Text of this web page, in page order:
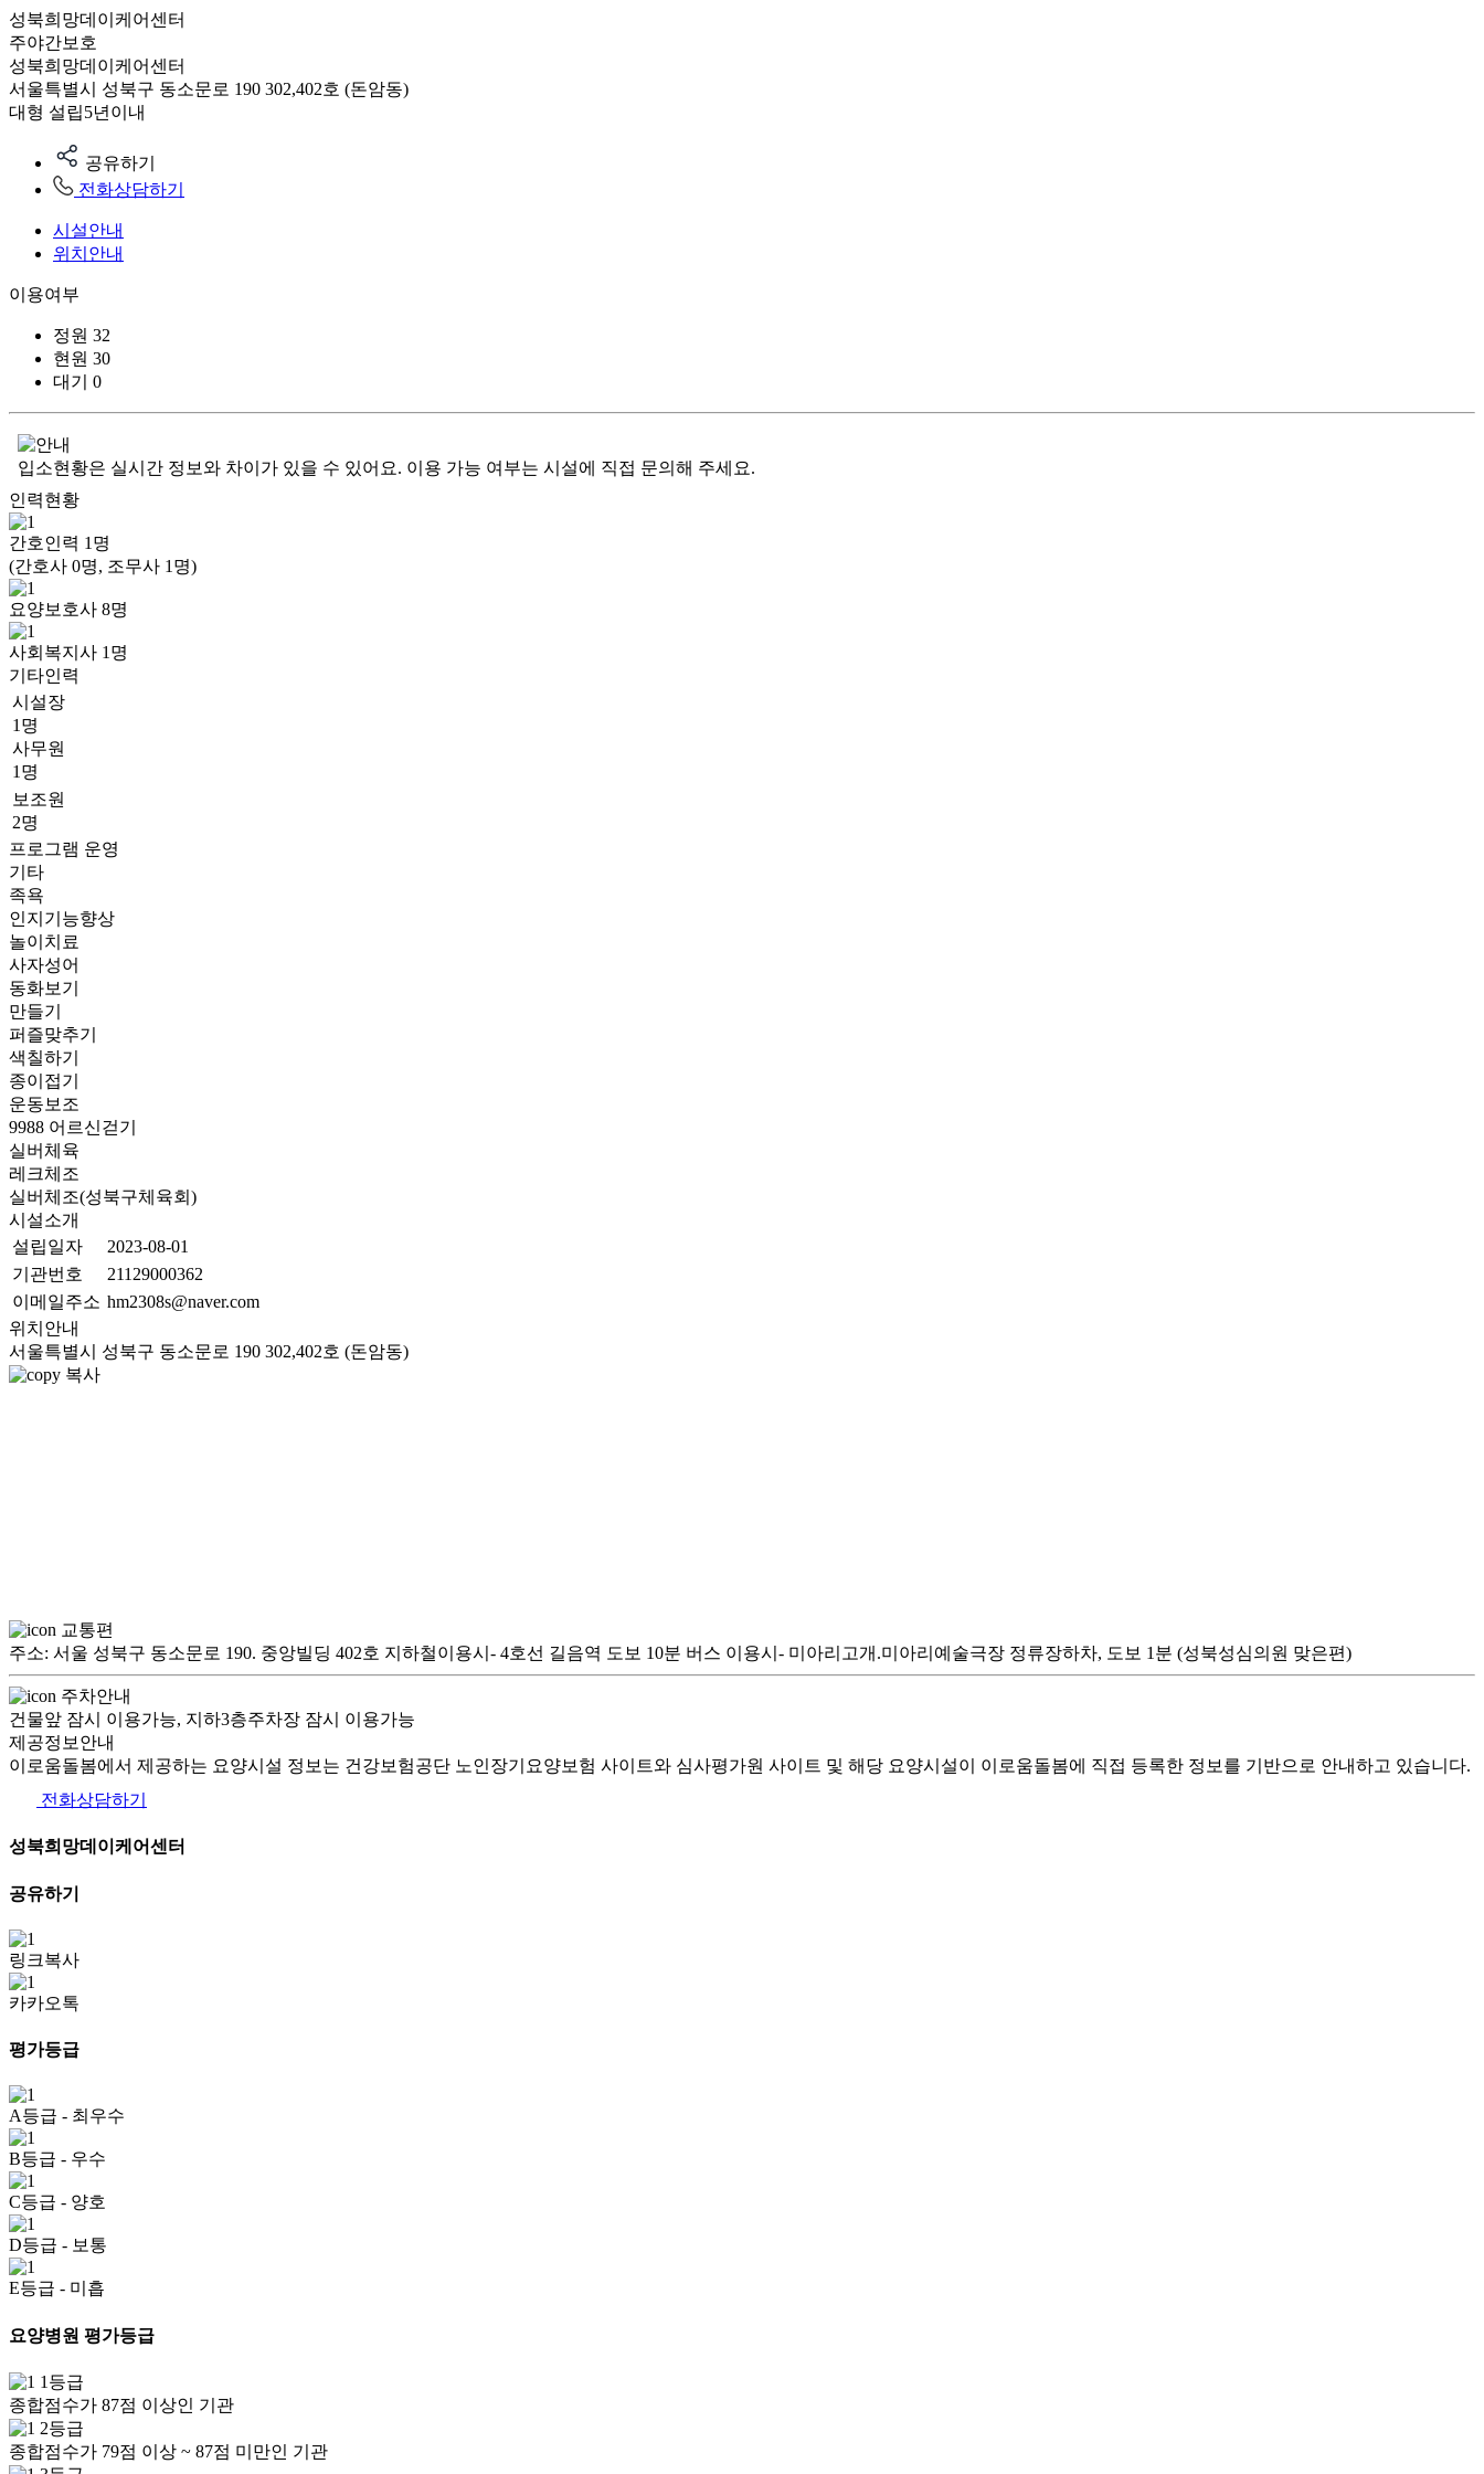
성북희망데이케어센터
주야간보호
성북희망데이케어센터
서울특별시 성북구 동소문로 190 302,402호 (돈암동)
대형 설립5년이내
공유하기
전화상담하기
시설안내
위치안내
이용여부
정원 32
현원 30
대기
0
입소현황은 실시간 정보와 차이가 있을 수 있어요. 이용 가능 여부는 시설에 직접 문의해 주세요.
인력현황
간호인력 1 명
(간호사 0명, 조무사 1명)
요양보호사 8명
사회복지사 1 명
기타인력
시설장
1명
사무원
1명
보조원
2명
프로그램 운영
기타
족욕
인지기능향상
놀이치료
사자성어
동화보기
만들기
퍼즐맞추기
색칠하기
종이접기
운동보조
9988 어르신걷기
실버체육
레크체조
실버체조(성북구체육회)
시설소개
설립일자
2023-08-01
기관번호
21129000362
이메일주소 hm2308s@naver.com
위치안내
서울특별시 성북구 동소문로 190 302,402호 (돈암동)
복사
교통편
주소: 서울 성북구 동소문로 190. 중앙빌딩 402호 지하철이용시- 4호선 길음역 도보 10분 버스 이용시- 미아리고개.미아리예술극장 정류장하차, 도보 1분 (성북성심의원 맞은편)
주차안내
건물앞 잠시 이용가능, 지하3층주차장 잠시 이용가능
제공정보안내
이로움돌봄에서 제공하는 요양시설 정보는 건강보험공단 노인장기요양보험 사이트와 심사평가원 사이트 및 해당 요양시설이 이로움돌봄에 직접 등록한 정보를 기반으로 안내하고 있습니다.
전화상담하기
성북희망데이케어센터
공유하기
링크복사
카카오톡
평가등급
A등급 - 최우수
B등급 - 우수
C등급 - 양호
D등급 - 보통
E등급 - 미흡
요양병원 평가등급
1등급
종합점수가 87점 이상인 기관
2등급
종합점수가 79점 이상 ~ 87점 미만인 기관